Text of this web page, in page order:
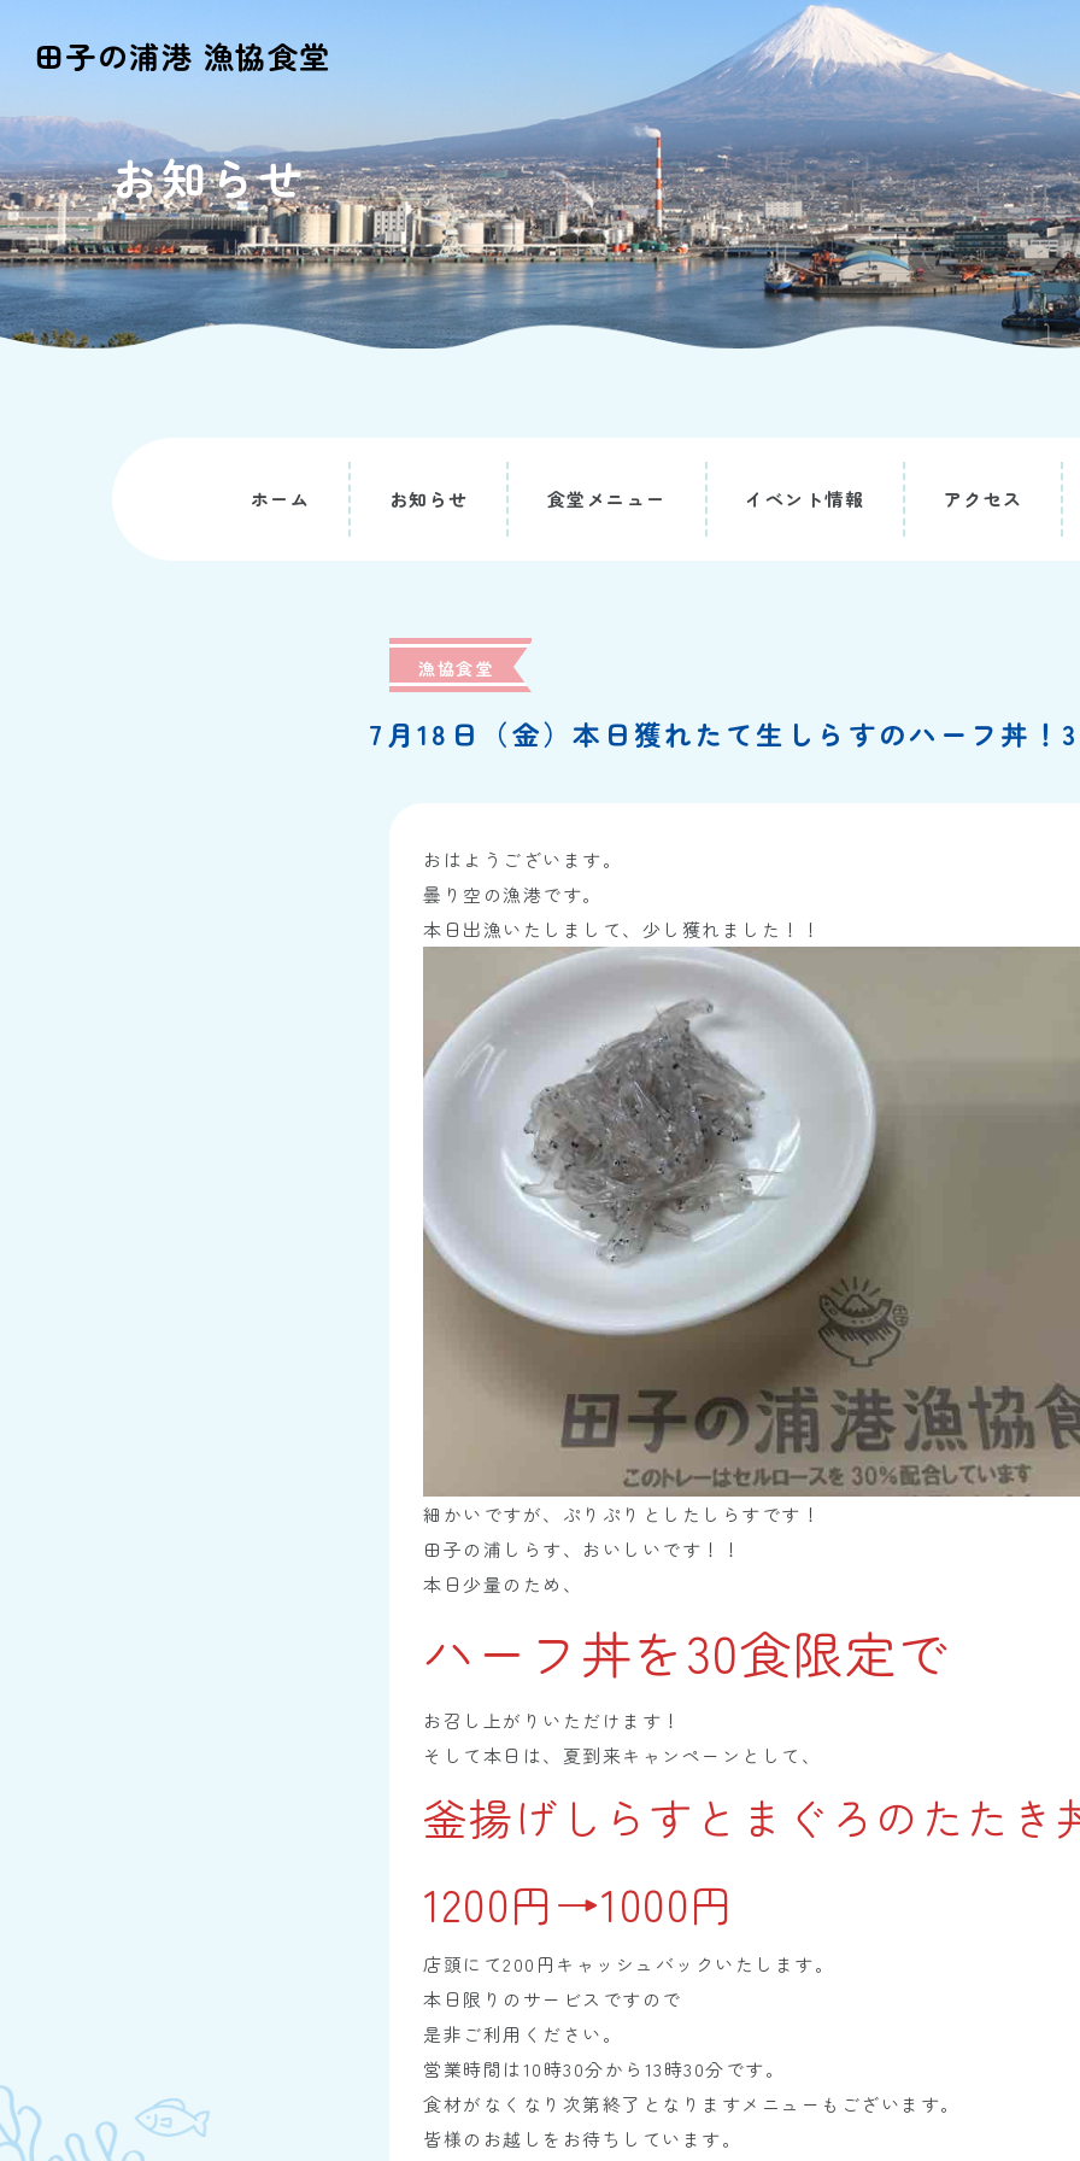
田子の浦港 漁協食堂
お知らせ
ホーム お知らせ 食堂メニュー イベント情報 アクセス
漁協食堂
7月18日（金）本日獲れたて生しらすのハーフ丼！
おはようございます。
曇り空の漁港です。
本日出漁いたしまして、少し獲れました！！
細かいですが、ぷりぷりとしたしらすです！
田子の浦しらす、おいしいです！！
本日少量のため、
ハーフ丼を30食限定で
お召し上がりいただけます！
そして本日は、夏到来キャンペーンとして、
釜揚げしらすとまぐろのたたき
1200円→1000円
店頭にて200円キャッシュバックいたします。
本日限りのサービスですので
是非ご利用ください。
営業時間は10時30分から13時30分です。
食材がなくなり次第終了となりますメニューもございます。
皆様のお越しをお待ちしています。